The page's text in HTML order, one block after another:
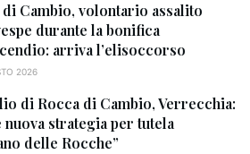
di Cambio, volontario assalito
durante la bonifica
arriva l’elisoccorso
2026
di Rocca di Cambio, Verrecchia:
nuova strategia per tutela
delle Rocche”